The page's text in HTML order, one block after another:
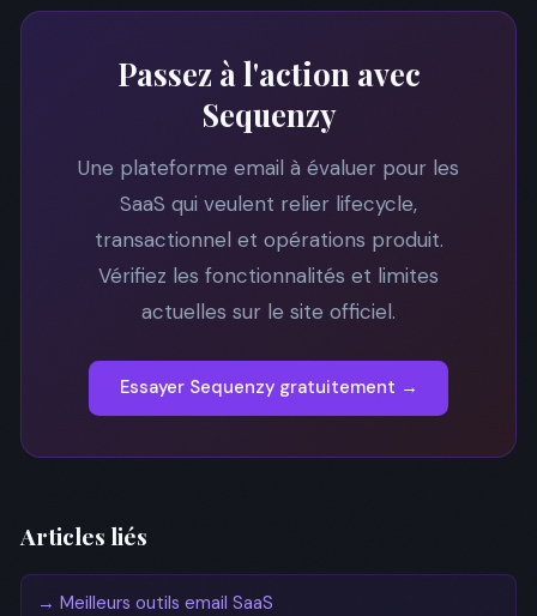
Passez à l'action avec
Sequenzy
Une plateforme email à évaluer pour les
SaaS qui veulent relier lifecycle,
transactionnel et opérations produit.
Vérifiez les fonctionnalités et limites
actuelles sur le site officiel.
Essayer Sequenzy gratuitement →
Articles liés
→ Meilleurs outils email SaaS